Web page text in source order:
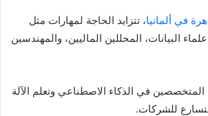
في ألمانيا، تتزايد الحاجة لمهارات مثل
البيانات، المحللين الماليين، والمهندسين
في الذكاء الاصطناعي وتعلم الآلة
للشركات.